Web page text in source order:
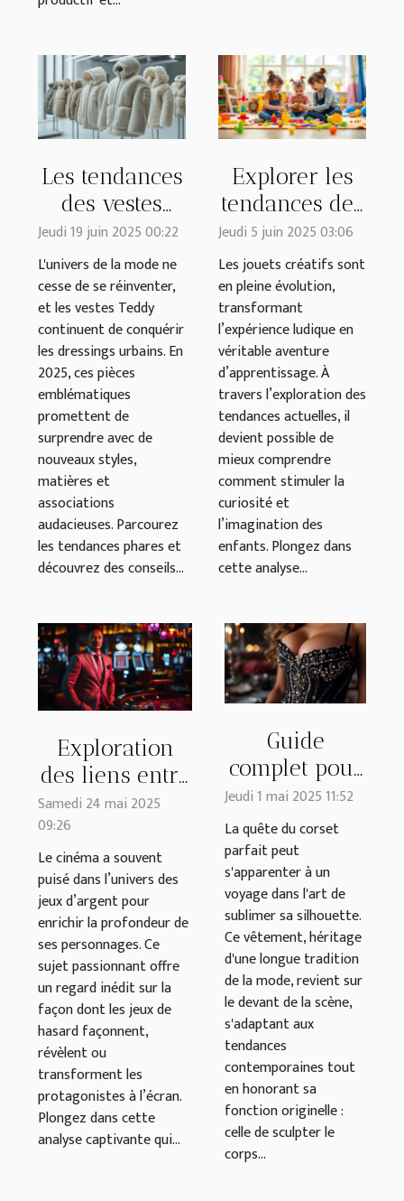
Les tendances
des vestes
Teddy pour
2025 : styles
et conseils
Jeudi 19 juin 2025 00:22
L'univers de la mode ne
cesse de se réinventer,
et les vestes Teddy
continuent de conquérir
les dressings urbains. En
2025, ces pièces
emblématiques
promettent de
surprendre avec de
nouveaux styles,
matières et
associations
audacieuses. Parcourez
les tendances phares et
découvrez des conseils...
Explorer les
tendances des
jouets créatifs
pour enfants
Jeudi 5 juin 2025 03:06
Les jouets créatifs sont
en pleine évolution,
transformant
l’expérience ludique en
véritable aventure
d’apprentissage. À
travers l’exploration des
tendances actuelles, il
devient possible de
mieux comprendre
comment stimuler la
curiosité et
l’imagination des
enfants. Plongez dans
cette analyse...
Exploration
des liens entre
jeux d'argent
développement
de
personnages
au cinéma
Samedi 24 mai 2025
09:26
Le cinéma a souvent
puisé dans l’univers des
jeux d’argent pour
enrichir la profondeur de
ses personnages. Ce
sujet passionnant offre
un regard inédit sur la
façon dont les jeux de
hasard façonnent,
révèlent ou
transforment les
protagonistes à l’écran.
Plongez dans cette
analyse captivante qui...
Guide
complet pour
choisir un
corset qui
met en
valeur
Jeudi 1 mai 2025 11:52
La quête du corset
parfait peut
s'apparenter à un
voyage dans l'art de
sublimer sa silhouette.
Ce vêtement, héritage
d'une longue tradition
de la mode, revient sur
le devant de la scène,
s'adaptant aux
tendances
contemporaines tout
en honorant sa
fonction originelle :
celle de sculpter le
corps...